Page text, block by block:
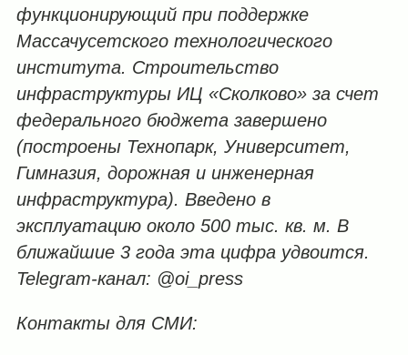
функционирующий при поддержке
Массачусетского технологического
института. Строительство
инфраструктуры ИЦ «Сколково» за счет
федерального бюджета завершено
(построены Технопарк, Университет,
Гимназия, дорожная и инженерная
инфраструктура). Введено в
эксплуатацию около 500 тыс. кв. м. В
ближайшие 3 года эта цифра удвоится.
Telegram-канал: @oi_ press
Контакты для СМИ: